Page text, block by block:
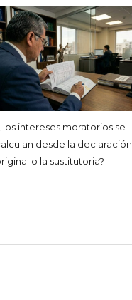
intereses moratorios se
desde la declaración
o la sustitutoria?